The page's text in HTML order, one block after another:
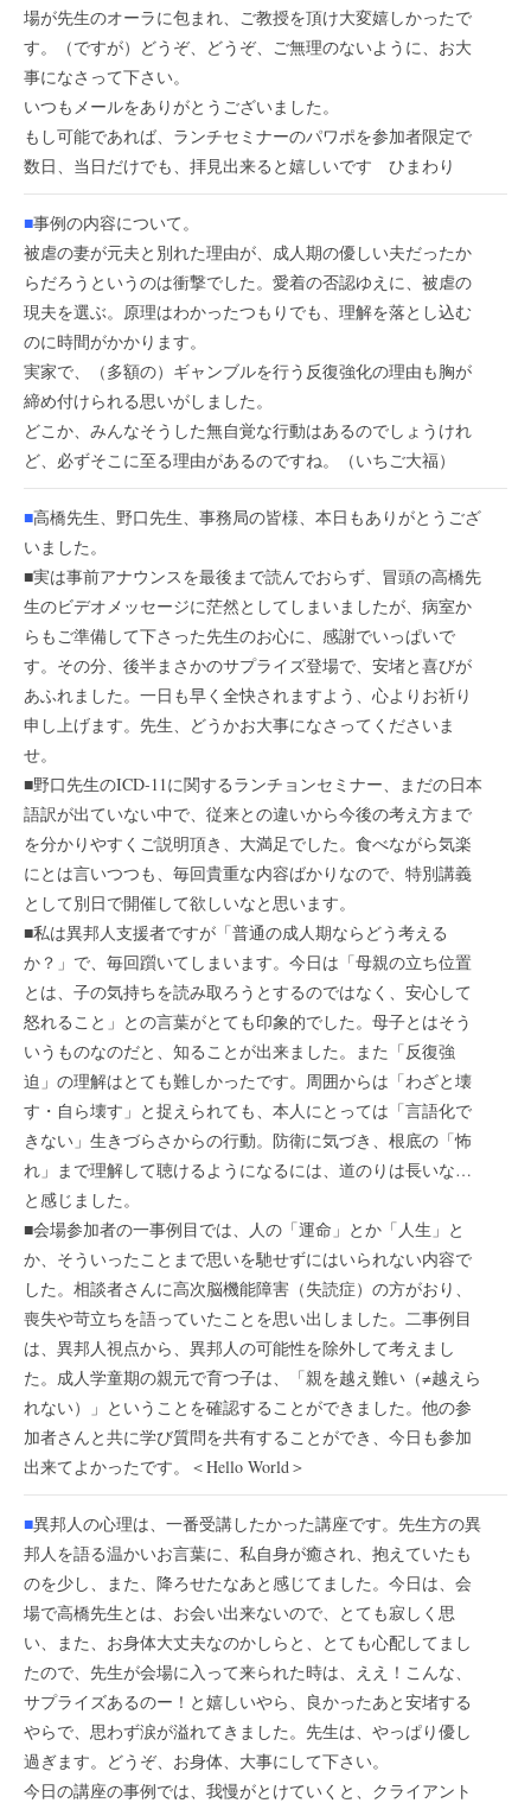
場が先生のオーラに包まれ、ご教授を頂け大変嬉しかったで
す。（ですが）どうぞ、どうぞ、ご無理のないように、お大
事になさって下さい。
いつもメールをありがとうございました。
もし可能であれば、ランチセミナーのパワポを参加者限定で
数日、当日だけでも、拝見出来ると嬉しいです ひまわり
■事例の内容について。
被虐の妻が元夫と別れた理由が、成人期の優しい夫だったか
らだろうというのは衝撃でした。愛着の否認ゆえに、被虐の
現夫を選ぶ。原理はわかったつもりでも、理解を落とし込む
のに時間がかかります。
実家で、（多額の）ギャンブルを行う反復強化の理由も胸が
締め付けられる思いがしました。
どこか、みんなそうした無自覚な行動はあるのでしょうけれ
ど、必ずそこに至る理由があるのですね。（いちご大福）
■高橋先生、野口先生、事務局の皆様、本日もありがとうござ
いました。
■実は事前アナウンスを最後まで読んでおらず、冒頭の高橋先
生のビデオメッセージに茫然としてしまいましたが、病室か
らもご準備して下さった先生のお心に、感謝でいっぱいで
す。その分、後半まさかのサプライズ登場で、安堵と喜びが
あふれました。一日も早く全快されますよう、心よりお祈り
申し上げます。先生、どうかお大事になさってくださいま
せ。
■野口先生のICD-11に関するランチョンセミナー、まだの日本
語訳が出ていない中で、従来との違いから今後の考え方まで
を分かりやすくご説明頂き、大満足でした。食べながら気楽
にとは言いつつも、毎回貴重な内容ばかりなので、特別講義
として別日で開催して欲しいなと思います。
■私は異邦人支援者ですが「普通の成人期ならどう考える
か？」で、毎回躓いてしまいます。今日は「母親の立ち位置
とは、子の気持ちを読み取ろうとするのではなく、安心して
怒れること」との言葉がとても印象的でした。母子とはそう
いうものなのだと、知ることが出来ました。また「反復強
迫」の理解はとても難しかったです。周囲からは「わざと壊
す・自ら壊す」と捉えられても、本人にとっては「言語化で
きない」生きづらさからの行動。防衛に気づき、根底の「怖
れ」まで理解して聴けるようになるには、道のりは長いな…
と感じました。
■会場参加者の一事例目では、人の「運命」とか「人生」と
か、そういったことまで思いを馳せずにはいられない内容で
した。相談者さんに高次脳機能障害（失読症）の方がおり、
喪失や苛立ちを語っていたことを思い出しました。二事例目
は、異邦人視点から、異邦人の可能性を除外して考えまし
た。成人学童期の親元で育つ子は、「親を越え難い（≠越えら
れない）」ということを確認することができました。他の参
加者さんと共に学び質問を共有することができ、今日も参加
出来てよかったです。＜Hello World＞
■異邦人の心理は、一番受講したかった講座です。先生方の異
邦人を語る温かいお言葉に、私自身が癒され、抱えていたも
のを少し、また、降ろせたなあと感じてました。今日は、会
場で高橋先生とは、お会い出来ないので、とても寂しく思
い、また、お身体大丈夫なのかしらと、とても心配してまし
たので、先生が会場に入って来られた時は、ええ！こんな、
サプライズあるのー！と嬉しいやら、良かったあと安堵する
やらで、思わず涙が溢れてきました。先生は、やっぱり優し
過ぎます。どうぞ、お身体、大事にして下さい。
今日の講座の事例では、我慢がとけていくと、クライアント